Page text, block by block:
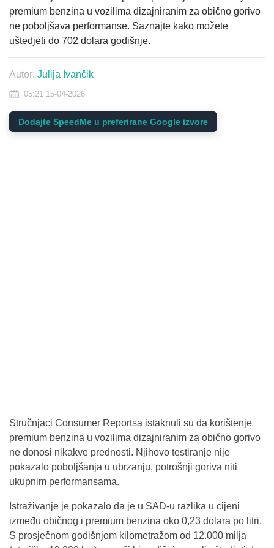
premium benzina u vozilima dizajniranim za obično gorivo
ne poboljšava performanse. Saznajte kako možete
uštedjeti do 702 dolara godišnje.
Autor: Julija Ivančik
05:21 15-04-2026
Dodajte SpeedMe u preferirane Google izvore
Stručnjaci Consumer Reportsa istaknuli su da korištenje
premium benzina u vozilima dizajniranim za obično gorivo
ne donosi nikakve prednosti. Njihovo testiranje nije
pokazalo poboljšanja u ubrzanju, potrošnji goriva niti
ukupnim performansama.
Istraživanje je pokazalo da je u SAD-u razlika u cijeni
između običnog i premium benzina oko 0,23 dolara po litri.
S prosječnom godišnjom kilometražom od 12.000 milja